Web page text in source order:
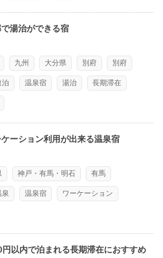
湯治ができる宿
九州 大分県 別府 別府
泊 温泉宿 湯治 長期滞在
ーション利用が出来る温泉宿
神戸・有馬・明石 有馬
泉 温泉宿 ワーケーション
以内で泊まれる長期滞在におすすめ